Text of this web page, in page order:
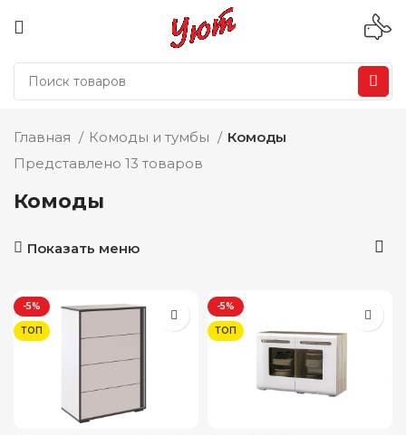
Главная Комоды и тумбы
Комоды
Представлено 13 товаров
Комоды
Показать меню
-5%
ТОП
-5%
ТОП